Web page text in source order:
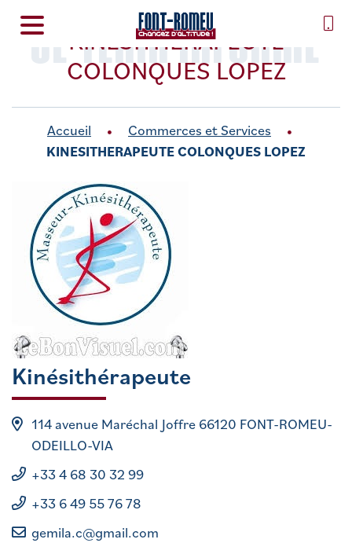
SE TENIR INFORMÉ
KINESITHERAPEUTE
COLONQUES LOPEZ
Accueil
Commerces et Services
KINESITHERAPEUTE COLONQUES LOPEZ
Kinésithérapeute
114 avenue Maréchal Joffre 66120 FONT-ROMEU-
ODEILLO-VIA
+33 4 68 30 32 99
+33 6 49 55 76 78
gemila.c@gmail.com